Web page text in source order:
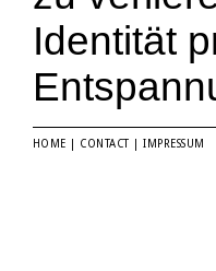
Identität
HOME CONTACT |IMPRESSUM